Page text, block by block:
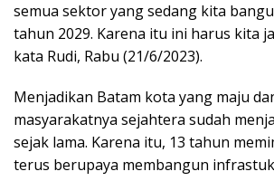
semua sektor yang sedang kita
tahun 2029. Karena itu ini harus kita
kata Rudi, Rabu (21/6/2023).
Menjadikan Batam kota yang maju
masyarakatnya sejahtera sudah
sejak lama. Karena itu, 13 tahun
terus berupaya membangun